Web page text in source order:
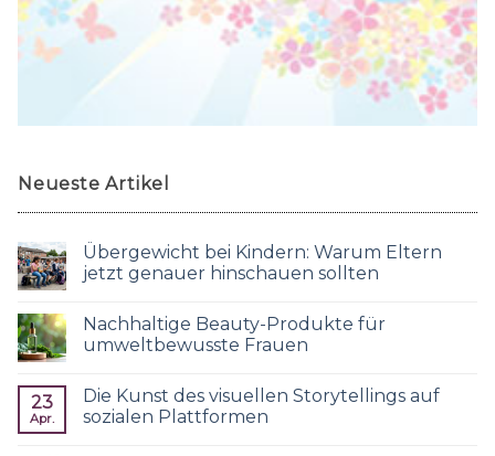
Neueste Artikel
Übergewicht bei Kindern: Warum Eltern
jetzt genauer hinschauen sollten
Nachhaltige Beauty-Produkte für
umweltbewusste Frauen
23
Apr.
Die Kunst des visuellen Storytellings auf
sozialen Plattformen